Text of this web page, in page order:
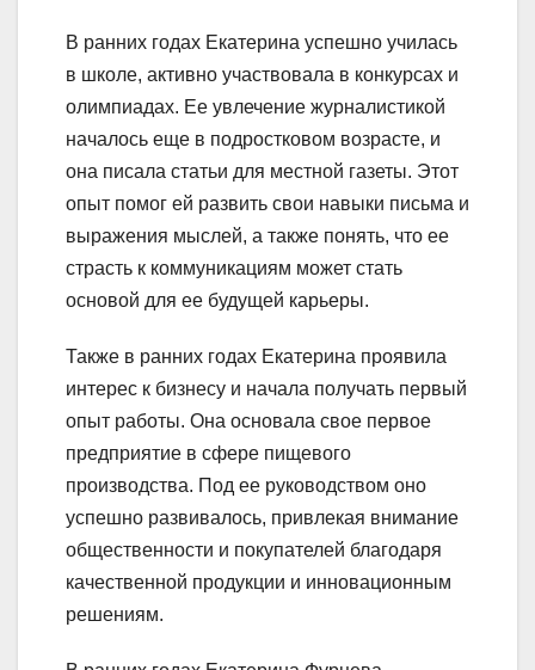
В ранних годах Екатерина успешно училась
в школе, активно участвовала в конкурсах и
олимпиадах. Ее увлечение журналистикой
началось еще в подростковом возрасте, и
она писала статьи для местной газеты. Этот
опыт помог ей развить свои навыки письма и
выражения мыслей, а также понять, что ее
страсть к коммуникациям может стать
основой для ее будущей карьеры.
Также в ранних годах Екатерина проявила
интерес к бизнесу и начала получать первый
опыт работы. Она основала свое первое
предприятие в сфере пищевого
производства. Под ее руководством оно
успешно развивалось, привлекая внимание
общественности и покупателей благодаря
качественной продукции и инновационным
решениям.